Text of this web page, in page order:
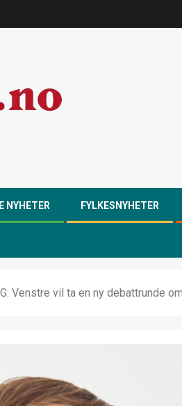
NYHETER FYLKESNYHETER
Venstre vil ta en ny debattrunde